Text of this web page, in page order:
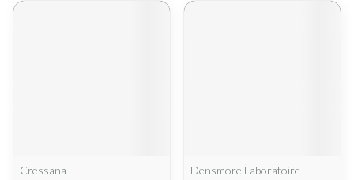
Cressana
Densmore Laboratoire